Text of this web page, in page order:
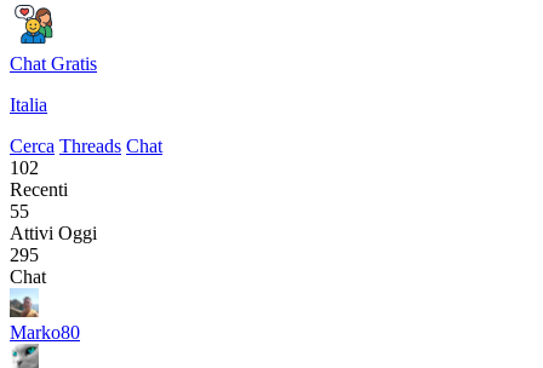
Chat Gratis
Italia
Cerca Threads Chat
102
Recenti
55
Attivi Oggi
295
Chat
Marko80